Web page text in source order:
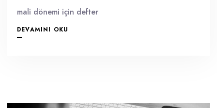
mali dönemi için defter
DEVAMINI OKU